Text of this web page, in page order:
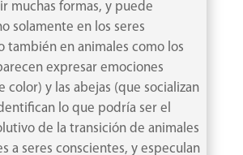
muchas formas, y puede
solamente en los seres
también en animales como los
expresar emociones
color) y las abejas (que socializan
lo que podría ser el
de la transición de animales
a seres conscientes, y especulan